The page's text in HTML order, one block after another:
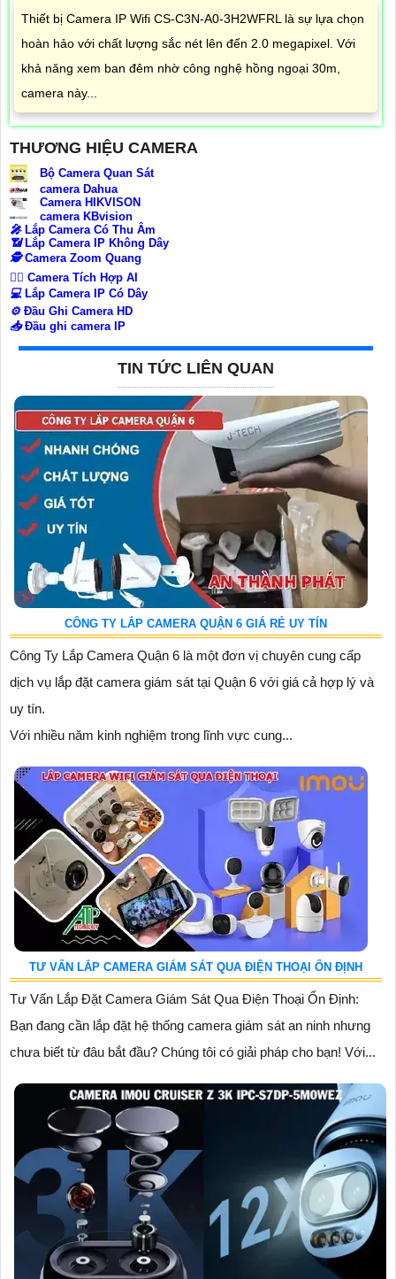
Thiết bị Camera IP Wifi CS-C3N-A0-3H2WFRL là sự lựa chọn
hoàn hảo với chất lượng sắc nét lên đến 2.0 megapixel. Với
khả năng xem ban đêm nhờ công nghệ hồng ngoại 30m,
camera này...
THƯƠNG HIỆU CAMERA
Bộ Camera Quan Sát
camera Dahua
Camera HIKVISON
camera KBvision
️🎤️ Lắp Camera Có Thu Âm
📶 Lắp Camera IP Không Dây
🕵️Camera Zoom Quang
🧛‍♀️ Camera Tích Hợp AI
💻Lắp Camera IP Có Dây
⚙️Đầu Ghi Camera HD
📥Đầu ghi camera IP
TIN TỨC LIÊN QUAN
CÔNG TY LẮP CAMERA QUẬN 6 GIÁ RẺ UY TÍN
Công Ty Lắp Camera Quận 6 là một đơn vị chuyên cung cấp
dịch vụ lắp đặt camera giám sát tại Quận 6 với giá cả hợp lý và
uy tín.
Với nhiều năm kinh nghiệm trong lĩnh vực cung...
TƯ VẤN LẮP CAMERA GIÁM SÁT QUA ĐIỆN THOẠI ỔN ĐỊNH
Tư Vấn Lắp Đặt Camera Giám Sát Qua Điện Thoại Ổn Định:
Bạn đang cần lắp đặt hệ thống camera giám sát an ninh nhưng
chưa biết từ đâu bắt đầu? Chúng tôi có giải pháp cho bạn! Với...